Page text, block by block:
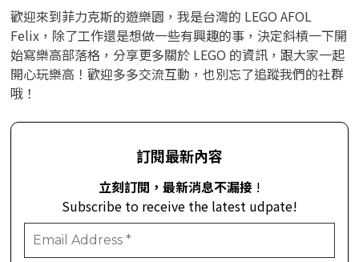
歡迎來到菲力克斯的遊樂園，我是台灣的 LEGO AFOL
Felix，除了工作還是想做一些有興趣的事，決定斜槓一下開
始寫樂高部落格，分享更多關於 LEGO 的資訊，跟大家一起
開心玩樂高！歡迎多多交流互動，也別忘了追蹤我們的社群
哦！
訂閱最新內容
立刻訂閱，最新消息不漏接 !
Subscribe to receive the latest udpate!